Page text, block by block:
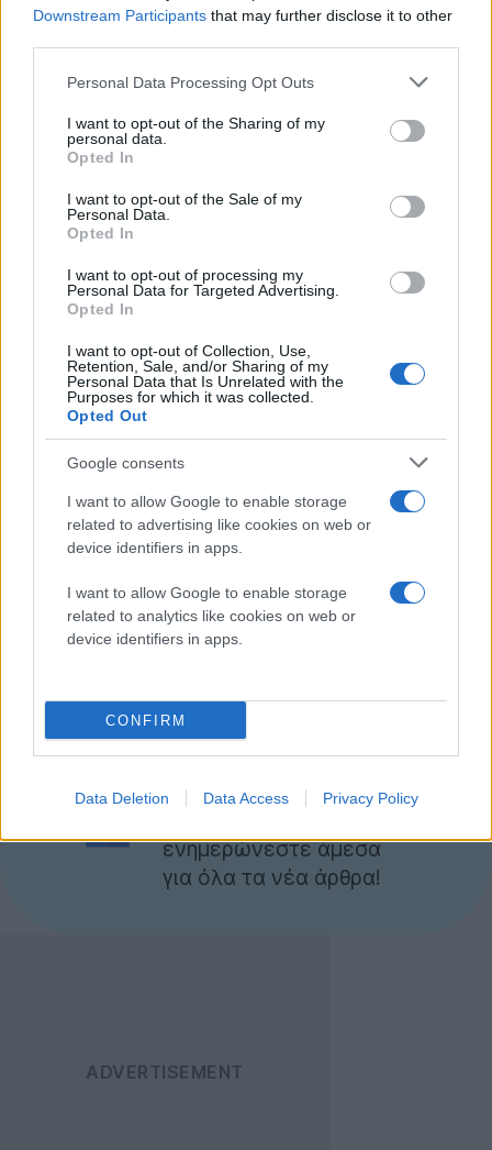
Downstream Participants that may further disclose it to other
Please note that this website/app uses one or more Google
not limited to your visit or usage behaviour. You may click to
grant or deny consent to Google and its third-party tags to
use your data for below specified purposes in below Google
consent section.
Personal Data Processing Opt Outs
I want to opt-out of the Sharing of my
personal data.
Opted In
I want to opt-out of the Sale of my
Personal Data.
Opted In
I want to opt-out of processing my
Personal Data for Targeted Advertising.
Opted In
I want to opt-out of Collection, Use,
Retention, Sale, and/or Sharing of my
Personal Data that Is Unrelated with the
Purposes for which it was collected.
Opted Out
Google consents
I want to allow Google to enable storage
related to advertising like cookies on web or
device identifiers in apps.
I want to allow Google to enable storage
related to analytics like cookies on web or
device identifiers in apps.
CONFIRM
Data Deletion Data Access Privacy Policy
Η συσκευή ακούει στο όνομα REX, συνδέεται στον
υπολογιστή μέσω USB και επιτρέπει στο χρήστη να
αποκλειστικά και μόνο με τα μάτια του. Τοποθετείται
στο κάτω μέρος της οθόνης (προκειμένου να
ανιχνεύονται εύκολα οι κινήσεις των ματιών του
Windows 8.
Σύμφωνα με την εταιρεία, η πρώτη παρτίδα θα
περιλαμβάνει 5.000 κομμάτια και αναμένεται να
κυκλοφορήσει στην αγορά το 2013 σε άγνωστη μέχρι
στιγμής τιμή. Όσο για τους developers διατίθεται ήδη
ειδική έκδοση στην τιμή των $995.
Ακολουθήστε το
Techgear.gr στο Google
ενημερώνεστε άμεσα
για όλα τα νέα άρθρα!